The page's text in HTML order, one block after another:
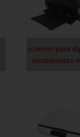
scanner para
documentos